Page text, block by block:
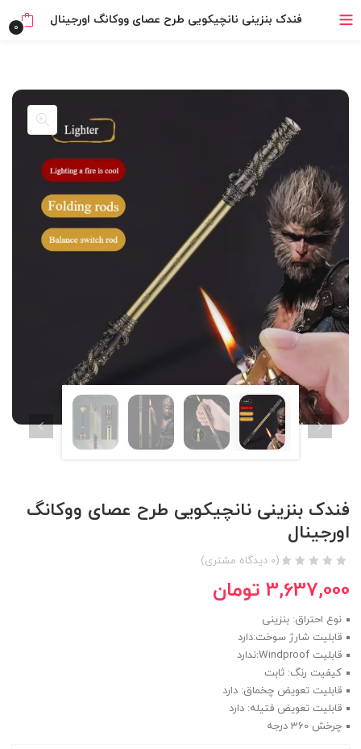
خرید قسطی با ترب‌پی
بدون ضامن، بدون سود
فندک بنزینی نانچیکویی طرح عصای ووکانگ اورجینال 0
فندک بنزینی نانچیکویی طرح عصای ووکانگ
اورجینال
(
0 دیدگاه مشتری)
3,637,000 تومان
نوع احتراق: بنزینی
قابلیت شارژ سوخت:دارد
قابلیت Windproof:ندارد
کیفیت رنگ: ثابت
قابلیت تعویض چخماق: دارد
قابلیت تعویض فتیله: دارد
چرخش 360 درجه